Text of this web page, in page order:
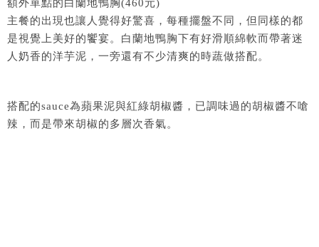
額外單點的白蘭地鴨胸(460元)
主餐的出現也讓人覺得好驚喜，每種擺盤不同，但同樣的都
是視覺上美好的饗宴。白蘭地鴨胸下有好滑順綿軟而帶著迷
人奶香的洋芋泥，一旁還有不少清爽的時蔬做搭配。
搭配的sauce為蘋果泥與紅綠胡椒醬，已調味過的胡椒醬不嗆
辣，而是帶來胡椒的多層次香氣。